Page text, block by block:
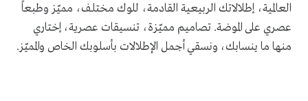
العالمية، إطلالاتك الربيعية القادمة، للوك مختلف، مميّز وطبعاً
عصري على الموضة. تصاميم مميّزة، تنسيقات عصرية، إختاري
منها ما ينسابك، ونسقي أجمل الإطلالات بأسلوبك الخاص والمميّز.